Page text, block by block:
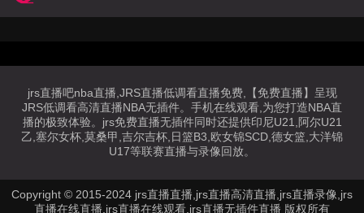
jrs直播吧nba直播,JRS直播低调看直播免费,【免费直播】呈现
JRS低调看高清直播NBA无插件。手机在线观看,为您打造NBA直
播的极致体验。jrs免费直播无插件同时还提供印尼U21,阿尔U21
乙,塞尔女杯,莫桑甲,吉尔吉杯,日篮B3,欧女锦SCD,德女篮,大洋锦
U17等联赛直播与录像回放。
Copyright © 2015-2024 jrs直播直播,jrs直播高清直播,jrs直播录像,jrs
直播在线直播,jrs直播在线观看,jrs直播无插件直播 版权所有